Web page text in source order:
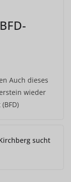
Auch dieses
wieder
sucht